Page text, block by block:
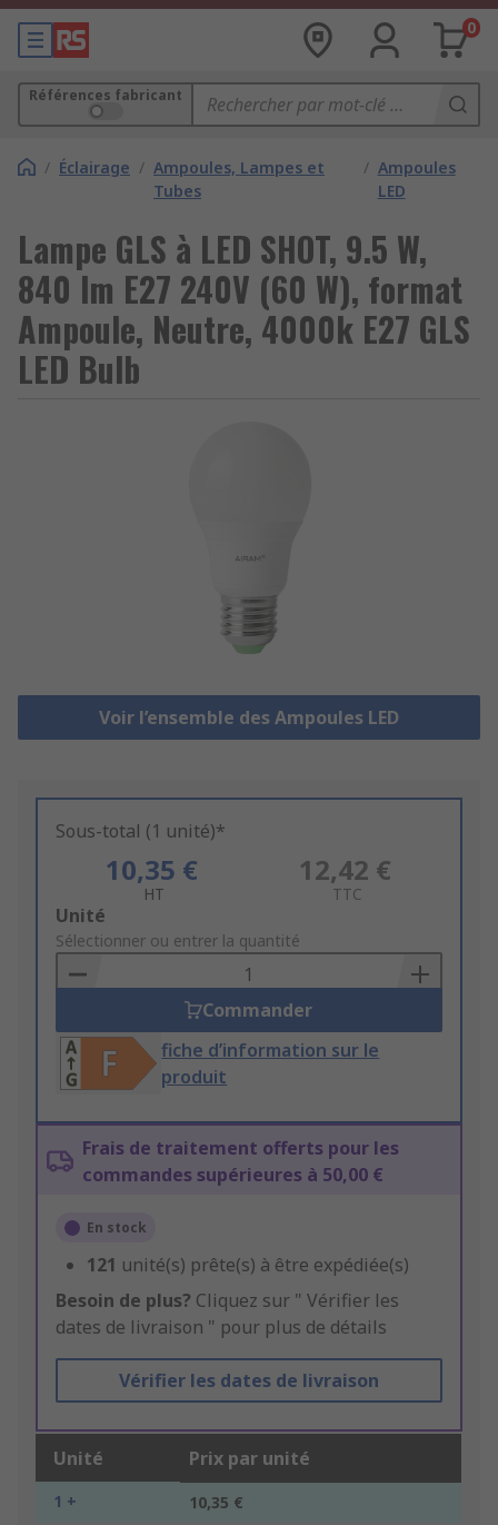
0
Références fabricant
/ Éclairage / Ampoules, Lampes et
Tubes
/ Ampoules
LED
Lampe GLS à LED SHOT, 9.5 W,
840 lm E27 240V (60 W), format
Ampoule, Neutre, 4000k E27 GLS
LED Bulb
Voir l’ensemble des Ampoules LED
Sous-total (1 unité)*
10,35 €
HT
12,42 €
TTC
Add
to
Basket
Unité
Sélectionner ou entrer la quantité
Commander
fiche d’information sur le
produit
Frais de traitement offerts pour les
commandes supérieures à 50,00 €
En stock
121 unité(s) prête(s) à être expédiée(s)
Besoin de plus? Cliquez sur " Vérifier les
dates de livraison " pour plus de détails
Vérifier les dates de livraison
Unité Prix par unité
1 + 10,35 €